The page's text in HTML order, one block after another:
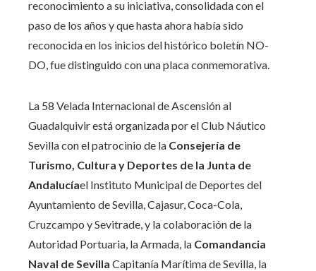
reconocimiento a su iniciativa, consolidada con el
paso de los años y que hasta ahora había sido
reconocida en los inicios del histórico boletín NO-
DO, fue distinguido con una placa conmemorativa.
La 58 Velada Internacional de Ascensión al
Guadalquivir está organizada por el Club Náutico
Sevilla con el patrocinio de la Consejería de
Turismo, Cultura y Deportes de la Junta de
Andalucíael Instituto Municipal de Deportes del
Ayuntamiento de Sevilla, Cajasur, Coca-Cola,
Cruzcampo y Sevitrade, y la colaboración de la
Autoridad Portuaria, la Armada, la Comandancia
Naval de Sevilla Capitanía Marítima de Sevilla, la